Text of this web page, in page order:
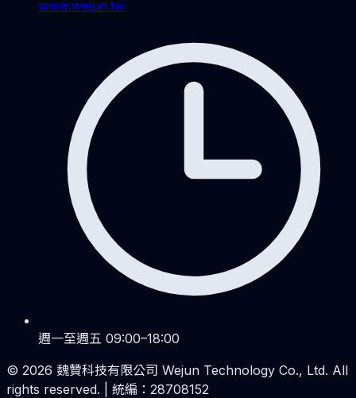
www.wejun.tw
週一至週五 09:00–18:00
© 2026 魏贊科技有限公司 Wejun Technology Co., Ltd. All
rights reserved. | 統編：28708152